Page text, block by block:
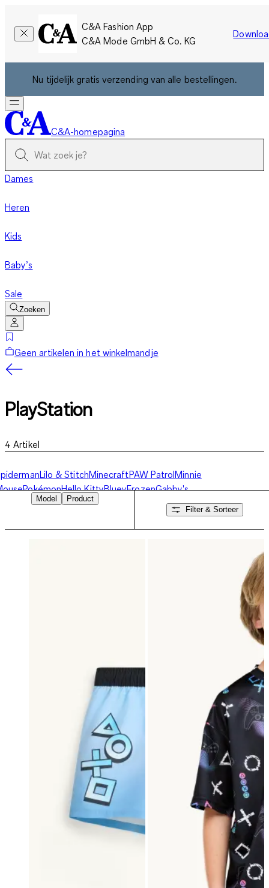
C&A Fashion App
C&A Mode GmbH & Co. KG
Nu tijdelijk gratis verzending van alle bestellingen.
C&A-homepagina
Dames
Heren
Kids
Baby’s
Sale
Zoeken
Geen artikelen in het winkelmandje
PlayStation
4 Artikel
Lilo & StitchMinecraftPAW PatrolMinnie
PokémonHello KittyBlueyFrozenGabby's
GamingMeer karakters PlayStation
Model
Product
Filter & Sorteer